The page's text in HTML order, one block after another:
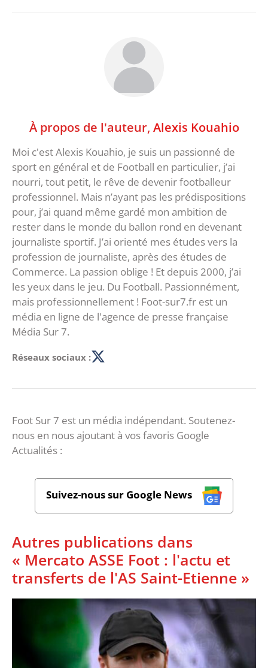
À propos de l'auteur, Alexis Kouahio
Moi c'est Alexis Kouahio, je suis un passionné de
sport en général et de Football en particulier, j’ai
nourri, tout petit, le rêve de devenir footballeur
professionnel. Mais n’ayant pas les prédispositions
pour, j’ai quand même gardé mon ambition de
rester dans le monde du ballon rond en devenant
journaliste sportif. J’ai orienté mes études vers la
profession de journaliste, après des études de
Commerce. La passion oblige ! Et depuis 2000, j’ai
les yeux dans le jeu. Du Football. Passionnément,
mais professionnellement ! Foot-sur7.fr est un
média en ligne de l'agence de presse française
Média Sur 7.
Réseaux sociaux :
Foot Sur 7 est un média indépendant. Soutenez-
nous en nous ajoutant à vos favoris Google
Actualités :
Suivez-nous sur Google News
Autres publications dans
« Mercato ASSE Foot : l'actu et
transferts de l'AS Saint-Etienne »